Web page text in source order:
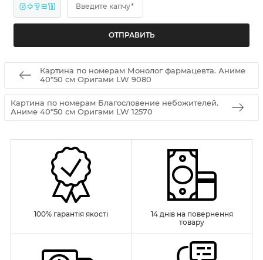
6 + ? = 11 Введите капчу*
Картина по номерам Монолог фармацевта. Аниме
40*50 см Оригами LW 9080
Картина по номерам Благословение небожителей.
Аниме 40*50 см Оригами LW 12570
100% гарантія якості
14 днів на повернення
товару